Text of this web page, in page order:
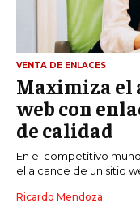
VENTA DE ENLACES
Maximiza el
web con
de calidad
En el competitivo
el alcance de un sitio
Ricardo Mendoza